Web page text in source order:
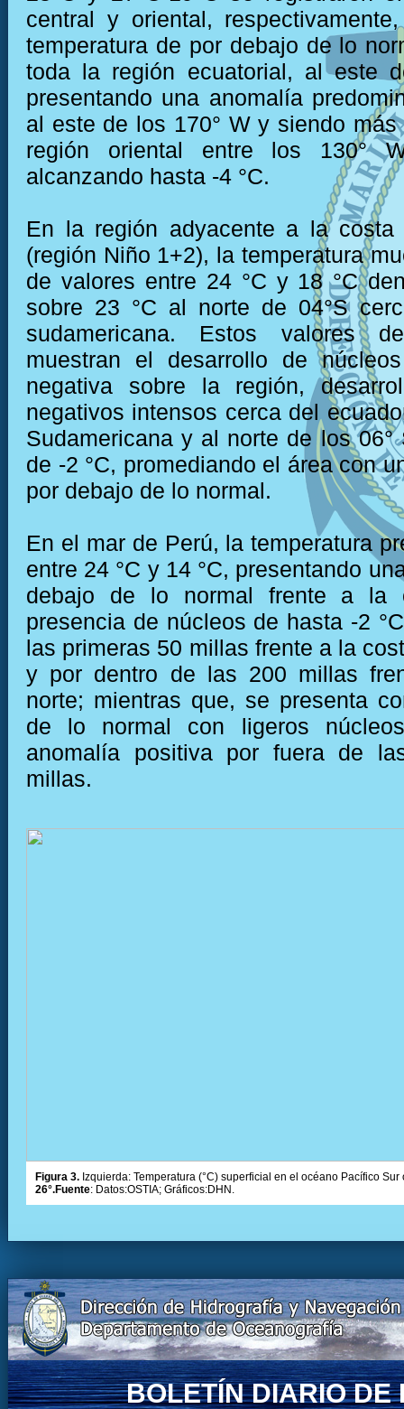
central y oriental,
temperatura de por debajo de lo
toda la región ecuatorial, al este
presentando una anomalía
al este de los 170° W y siendo
región oriental entre los 130°
alcanzando hasta -4 °C.
En la región adyacente a la costa
(región Niño 1+2), la temperatura
de valores entre 24 °C y 18 °C
sobre 23 °C al norte de 04°S
sudamericana. Estos valores
muestran el desarrollo de
negativa sobre la región,
negativos intensos cerca del
Sudamericana y al norte de los 06°
de -2 °C, promediando el área con
por debajo de lo normal.
En el mar de Perú, la temperatura
entre 24 °C y 14 °C, presentando
debajo de lo normal frente a la
presencia de núcleos de hasta -2
las primeras 50 millas frente a la
y por dentro de las 200 millas
norte; mientras que, se presenta
de lo normal con ligeros
anomalía positiva por fuera de
millas.
Figura 3. Izquierda: Temperatura (°C) superficial en el océano Pacífico
26°.Fuente: Datos:OSTIA; Gráficos:DHN.
BOLETÍN DIARIO DE